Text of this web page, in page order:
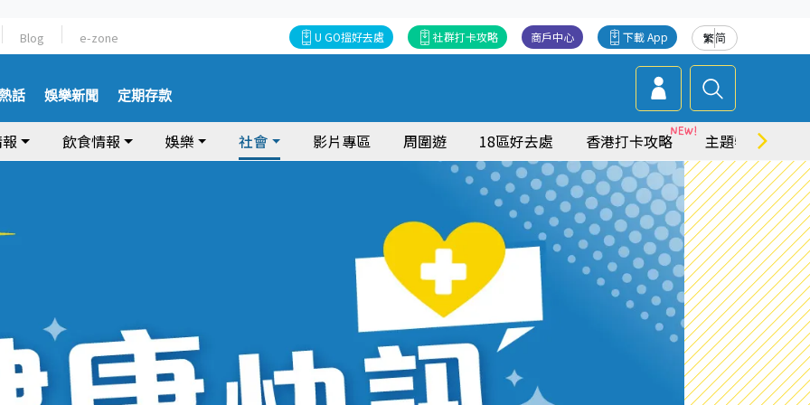
Blog e-zone 繁简
下載 App
商戶中心
社群打卡攻略
U GO搵好去處
話 娛樂新聞 定期存款
飲食情報 娛樂 社會 影片專區 周圍遊 18區好去處 香港打卡攻略 主題特集